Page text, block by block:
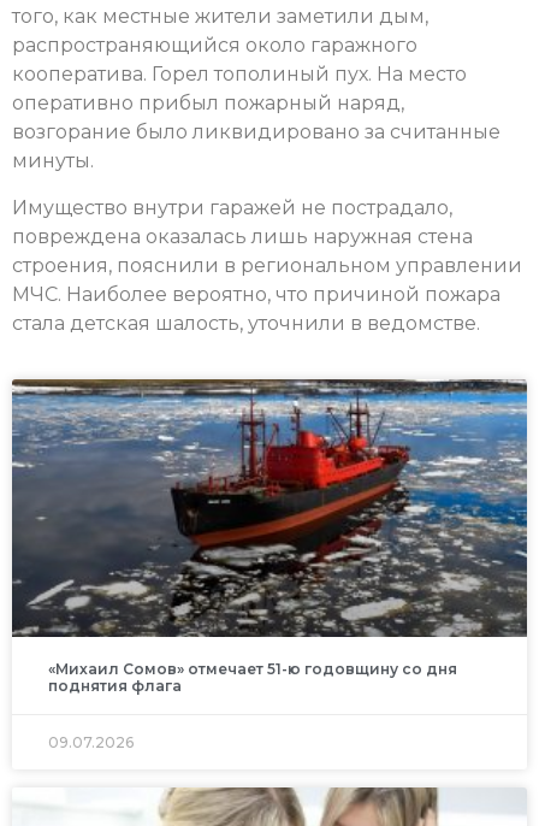
того, как местные жители заметили дым,
распространяющийся около гаражного
кооператива. Горел тополиный пух. На место
оперативно прибыл пожарный наряд,
возгорание было ликвидировано за считанные
минуты.
Имущество внутри гаражей не пострадало,
повреждена оказалась лишь наружная стена
строения, пояснили в региональном управлении
МЧС. Наиболее вероятно, что причиной пожара
стала детская шалость, уточнили в ведомстве.
«Михаил Сомов» отмечает 51-ю годовщину со дня
поднятия флага
09.07.2026